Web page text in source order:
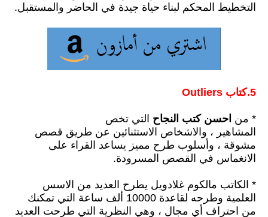
التخطيط المحكم لبناء حياة جيدة في الحاضر والمستقبل.
5.كتاب ‎Outliers‎
* من احسن كتب النجاح التي تخص
المشاهير ، والاشخاص الاستثنائين عن طريق قصص
مشوقة ، وأسلوب طرح مميز يساعد القراء على
الانغماس في القصص المسرودة.
* الكاتب مالكوم غلادويل يطرح العديد من الاسس
العلمية وطرحه لقاعدة 10000 ألف ساعة التي تمكنك
من احتراف أي مجال ، وهي النظرية التي طرحت العديد